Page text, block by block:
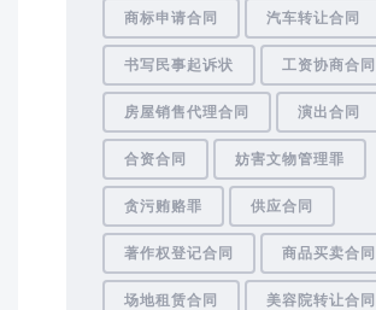
商标申请合同 汽车转让合同
书写民事起诉状 工资协商合同
房屋销售代理合同 演出合同
合资合同 妨害文物管理罪
贪污贿赂罪 供应合同
著作权登记合同 商品买卖合同
场地租赁合同 美容院转让合同